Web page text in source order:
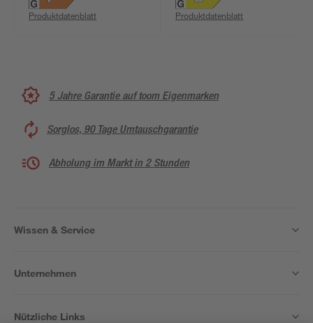
Stück
Produktdatenblatt Produktdatenblatt
5 Jahre Garantie auf toom Eigenmarken
Sorglos, 90 Tage Umtauschgarantie
Abholung im Markt in 2 Stunden
Wissen & Service
Unternehmen
Nützliche Links